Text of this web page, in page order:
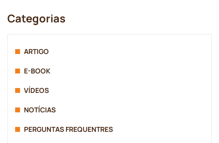
Categorias
ARTIGO
E-BOOK
VÍDEOS
NOTÍCIAS
PERGUNTAS FREQUENTRES